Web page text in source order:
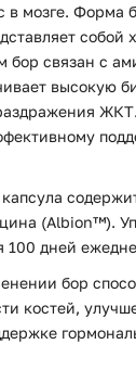
в мозге. Форма
собой
бор связан с
высокую
(Albion™).
100 дней
бор
костей,